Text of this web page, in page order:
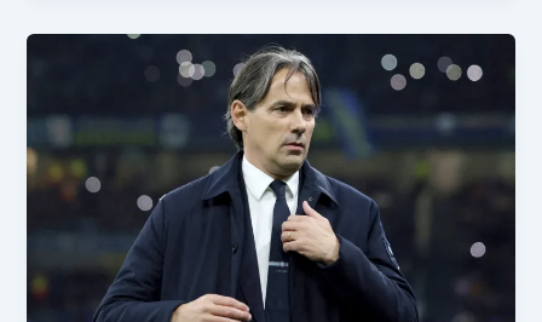
سالزبورغ
مباراة
الفرص
الضائعة
للأندية
2025